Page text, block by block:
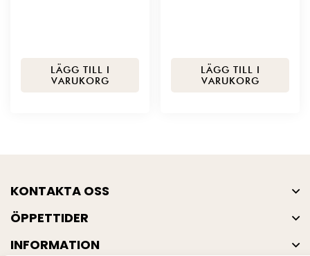
LÄGG TILL I
VARUKORG
LÄGG TILL I
VARUKORG
KONTAKTA OSS
ÖPPETTIDER
INFORMATION